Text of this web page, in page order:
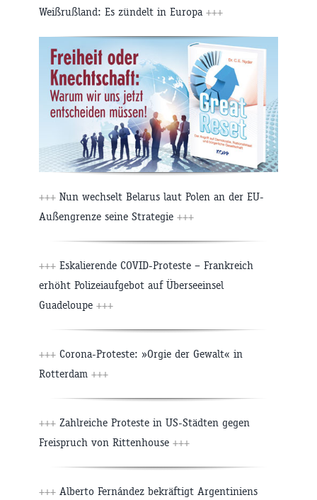
Weißrußland: Es zündelt in Europa +++
+++ Nun wechselt Belarus laut Polen an der EU-
Außengrenze seine Strategie +++
+++ Eskalierende COVID-Proteste – Frankreich
erhöht Polizeiaufgebot auf Überseeinsel
Guadeloupe +++
+++ Corona-Proteste: »Orgie der Gewalt« in
Rotterdam +++
+++ Zahlreiche Proteste in US-Städten gegen
Freispruch von Rittenhouse +++
+++ Alberto Fernández bekräftigt Argentiniens